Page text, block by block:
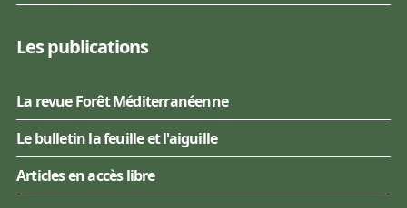
Les publications
La revue Forêt Méditerranéenne
Le bulletin la feuille et l'aiguille
Articles en accès libre